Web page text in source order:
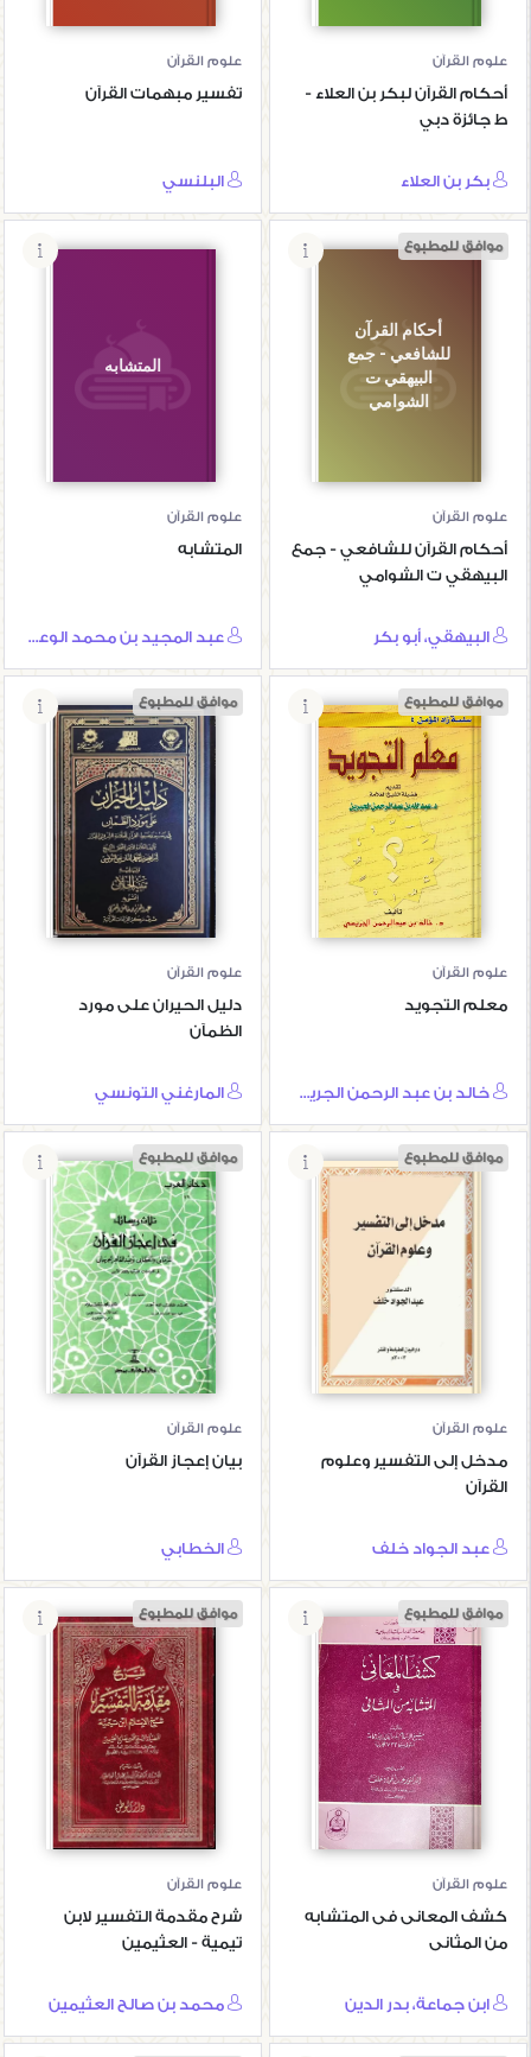
علوم القرآن
أحكام القرآن لبكر بن العلاء -
ط جائزة دبي
بكر بن العلاء
علوم القرآن
تفسير مبهمات القرآن
البلنسي
موافق للمطبوع
أحكام القرآن
للشافعي - جمع
البيهقي ت
الشوامي
علوم القرآن
أحكام القرآن للشافعي - جمع
البيهقي ت الشوامي
البيهقي، أبو بكر
المتشابه
علوم القرآن
المتشابه
عبد المجيد بن محمد الوعلان
موافق للمطبوع
معلم التجويد
علوم القرآن
معلم التجويد
خالد بن عبد الرحمن الجريسي
موافق للمطبوع
دليل الحيران على
مورد الظمآن
علوم القرآن
دليل الحيران على مورد
الظمآن
المارغني التونسي
موافق للمطبوع
مدخل إلى التفسير
وعلوم القرآن
علوم القرآن
مدخل إلى التفسير وعلوم
القرآن
عبد الجواد خلف
موافق للمطبوع
بيان إعجاز القرآن
علوم القرآن
بيان إعجاز القرآن
الخطابي
موافق للمطبوع
كشف المعانى فى
المتشابه من
المثانى
علوم القرآن
كشف المعانى فى المتشابه
من المثانى
ابن جماعة، بدر الدين
موافق للمطبوع
شرح مقدمة
التفسير لابن تيمية -
العثيمين
علوم القرآن
شرح مقدمة التفسير لابن
تيمية - العثيمين
محمد بن صالح العثيمين